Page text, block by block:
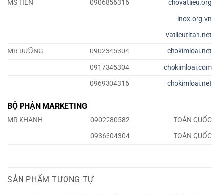
MS TIÊN
0906856316
chovatlieu.org
inox.org.vn
vatlieutitan.net
MR DƯỠNG
0902345304
chokimloai.net
0917345304
chokimloai.com
0969304316
chokimloai.net
BỘ PHẬN MARKETING
MR KHANH 0902280582
TOÀN QUỐC
0936304304
TOÀN QUỐC
SẢN PHẨM TƯƠNG TỰ